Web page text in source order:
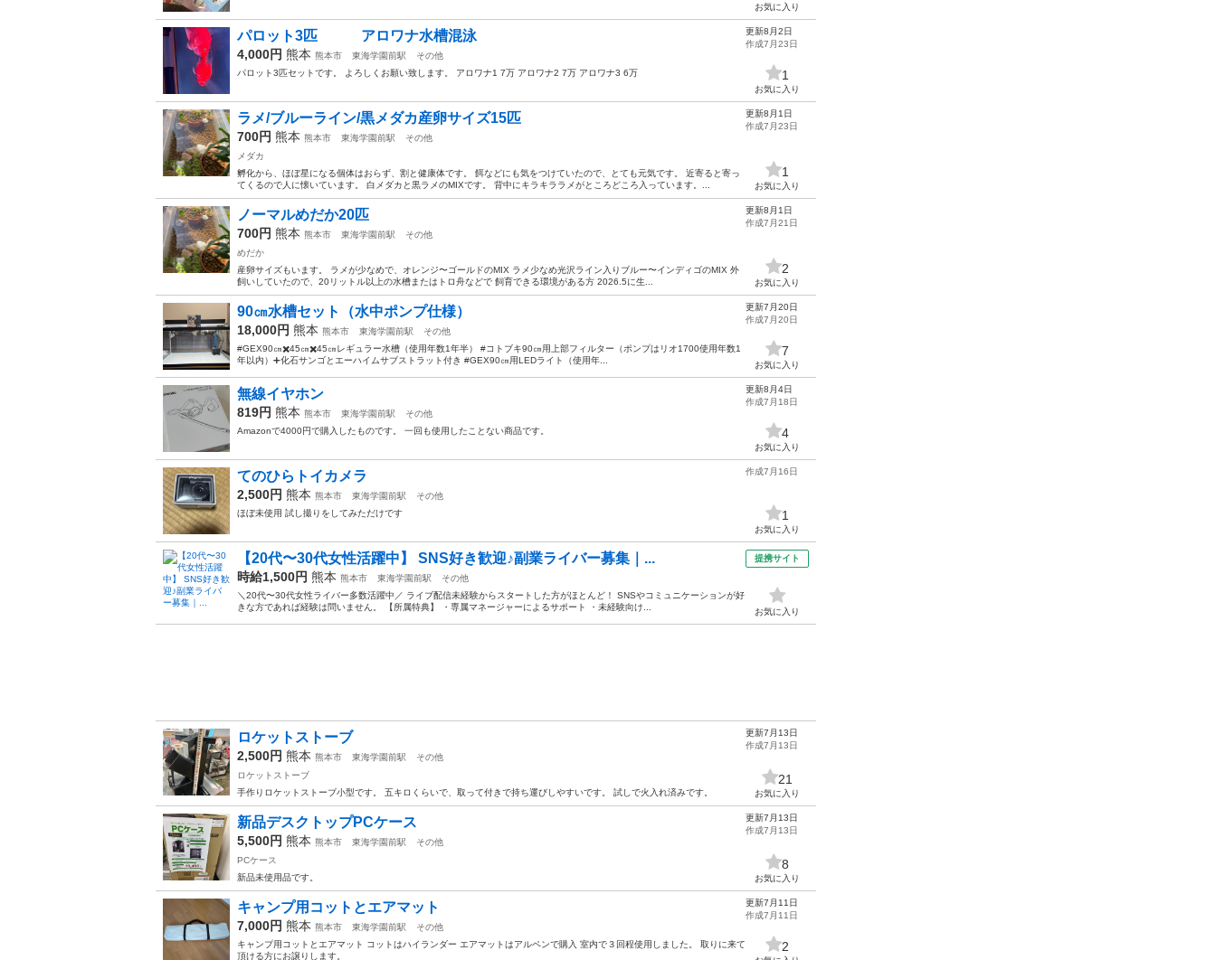
お気に入り
パロット3匹 アロワナ水槽混泳
4,000円 熊本 熊本市 東海学園前駅
その他
パロット3匹セットです。 よろしくお願い致します。 アロワナ1 7万 アロワナ2 7万 アロワナ3 6万
更新8月2日
作成7月23日
1
お気に入り
ラメ/ブルーライン/黒メダカ産卵サイズ15匹
700円 熊本 熊本市 東海学園前駅
その他
メダカ
孵化から、ほぼ星になる個体はおらず、割と健康体です。 餌などにも気をつけていたので、とても元気です。 近寄ると寄っ
てくるので人に懐いています。 白メダカと黒ラメのMIXです。 背中にキラキララメがところどころ入っています。...
更新8月1日
作成7月23日
1
お気に入り
ノーマルめだか20匹
700円 熊本 熊本市 東海学園前駅
その他
めだか
産卵サイズもいます。 ラメが少なめで、オレンジ〜ゴールドのMIX ラメ少なめ光沢ライン入りブルー〜インディゴのMIX 外
飼いしていたので、20リットル以上の水槽またはトロ舟などで 飼育できる環境がある方 2026.5に生...
更新8月1日
作成7月21日
2
お気に入り
90㎝水槽セット（水中ポンプ仕様）
18,000円 熊本 熊本市 東海学園前駅
その他
#GEX90㎝✖️45㎝✖️45㎝レギュラー水槽（使用年数1年半） #コトブキ90㎝用上部フィルター（ポンプはリオ1700使用年数1
年以内）➕化石サンゴとエーハイムサブストラット付き #GEX90㎝用LEDライト（使用年...
更新7月20日
作成7月20日
7
お気に入り
無線イヤホン
819円 熊本 熊本市 東海学園前駅
その他
Amazonで4000円で購入したものです。 一回も使用したことない商品です。
更新8月4日
作成7月18日
4
お気に入り
てのひらトイカメラ
2,500円 熊本 熊本市 東海学園前駅
その他
ほぼ未使用 試し撮りをしてみただけです
作成7月16日
1
お気に入り
【20代〜30代女性活躍中】 SNS好き歓迎♪副業ライバー募集｜...
時給1,500円 熊本 熊本市 東海学園前駅
その他
＼20代〜30代女性ライバー多数活躍中／ ライブ配信未経験からスタートした方がほとんど！ SNSやコミュニケーションが好
きな方であれば経験は問いません。 【所属特典】 ・専属マネージャーによるサポート ・未経験向け...
提携サイト
お気に入り
ロケットストーブ
2,500円 熊本 熊本市 東海学園前駅
その他
ロケットストーブ
手作りロケットストーブ小型です。 五キロくらいで、取って付きで持ち運びしやすいです。 試しで火入れ済みです。
更新7月13日
作成7月13日
21
お気に入り
新品デスクトップPCケース
5,500円 熊本 熊本市 東海学園前駅
その他
PCケース
新品未使用品です。
更新7月13日
作成7月13日
8
お気に入り
キャンプ用コットとエアマット
7,000円 熊本 熊本市 東海学園前駅
その他
キャンプ用コットとエアマット コットはハイランダー エアマットはアルペンで購入 室内で３回程使用しました。 取りに来て
頂ける方にお譲りします。
更新7月11日
作成7月11日
2